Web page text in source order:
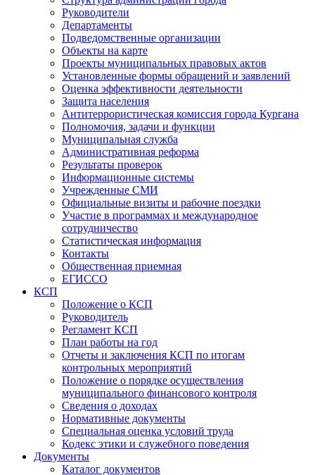
Руководители
Департаменты
Подведомственные организации
Объекты на карте
Проекты муниципальных правовых актов
Установленные формы обращений и заявлений
Оценка эффективности деятельности
Защита населения
Антитеррористическая комиссия города Кургана
Полномочия, задачи и функции
Муниципальная служба
Административная реформа
Результаты проверок
Информационные системы
Учрежденные СМИ
Официальные визиты и рабочие поездки
Участие в программах и международное
сотрудничество
Статистическая информация
Контакты
Общественная приемная
ЕГИССО
КСП
Положение о КСП
Руководитель
Регламент КСП
План работы на год
Отчеты и заключения КСП по итогам
контрольных мероприятий
Положение о порядке осуществления
муниципального финансового контроля
Сведения о доходах
Нормативные документы
Специальная оценка условий труда
Кодекс этики и служебного поведения
Документы
Каталог документов